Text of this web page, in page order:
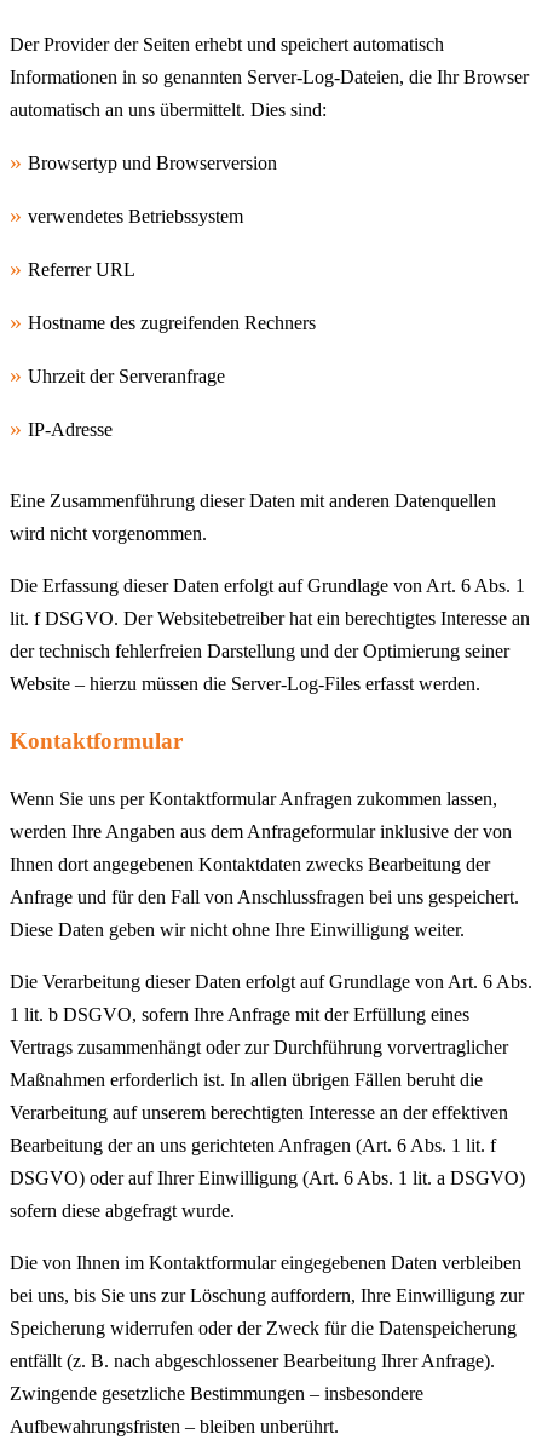
Der Provider der Seiten erhebt und speichert automatisch
Informationen in so genannten Server-Log-Dateien, die Ihr Browser
automatisch an uns übermittelt. Dies sind:
Browsertyp und Browserversion
verwendetes Betriebssystem
Referrer URL
Hostname des zugreifenden Rechners
Uhrzeit der Serveranfrage
IP-Adresse
Eine Zusammenführung dieser Daten mit anderen Datenquellen
wird nicht vorgenommen.
Die Erfassung dieser Daten erfolgt auf Grundlage von Art. 6 Abs. 1
lit. f DSGVO. Der Websitebetreiber hat ein berechtigtes Interesse an
der technisch fehlerfreien Darstellung und der Optimierung seiner
Website – hierzu müssen die Server-Log-Files erfasst werden.
Kontaktformular
Wenn Sie uns per Kontaktformular Anfragen zukommen lassen,
werden Ihre Angaben aus dem Anfrageformular inklusive der von
Ihnen dort angegebenen Kontaktdaten zwecks Bearbeitung der
Anfrage und für den Fall von Anschlussfragen bei uns gespeichert.
Diese Daten geben wir nicht ohne Ihre Einwilligung weiter.
Die Verarbeitung dieser Daten erfolgt auf Grundlage von Art. 6 Abs.
1 lit. b DSGVO, sofern Ihre Anfrage mit der Erfüllung eines
Vertrags zusammenhängt oder zur Durchführung vorvertraglicher
Maßnahmen erforderlich ist. In allen übrigen Fällen beruht die
Verarbeitung auf unserem berechtigten Interesse an der effektiven
Bearbeitung der an uns gerichteten Anfragen (Art. 6 Abs. 1 lit. f
DSGVO) oder auf Ihrer Einwilligung (Art. 6 Abs. 1 lit. a DSGVO)
sofern diese abgefragt wurde.
Die von Ihnen im Kontaktformular eingegebenen Daten verbleiben
bei uns, bis Sie uns zur Löschung auffordern, Ihre Einwilligung zur
Speicherung widerrufen oder der Zweck für die Datenspeicherung
entfällt (z. B. nach abgeschlossener Bearbeitung Ihrer Anfrage).
Zwingende gesetzliche Bestimmungen – insbesondere
Aufbewahrungsfristen – bleiben unberührt.